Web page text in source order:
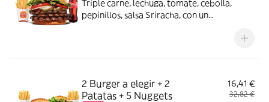
Triple carne, lechuga, tomate, cebolla,
pepinillos, salsa Sriracha, con un
2 Burger a elegir + 2
Patatas + 5 Nuggets
16,41 €
32,82 €